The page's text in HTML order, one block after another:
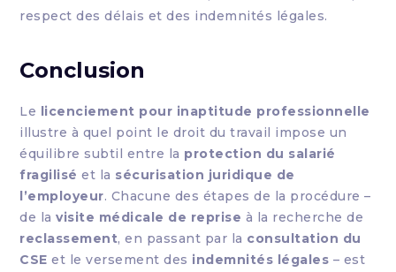
respect des délais et des indemnités légales.
Conclusion
Le licenciement pour inaptitude professionnelle
illustre à quel point le droit du travail impose un
équilibre subtil entre la protection du salarié
fragilisé et la sécurisation juridique de
l’employeur. Chacune des étapes de la procédure –
de lavisite médicale de reprise à la recherche de
reclassement, en passant par la consultation du
CSE et le versement des indemnités légales – est